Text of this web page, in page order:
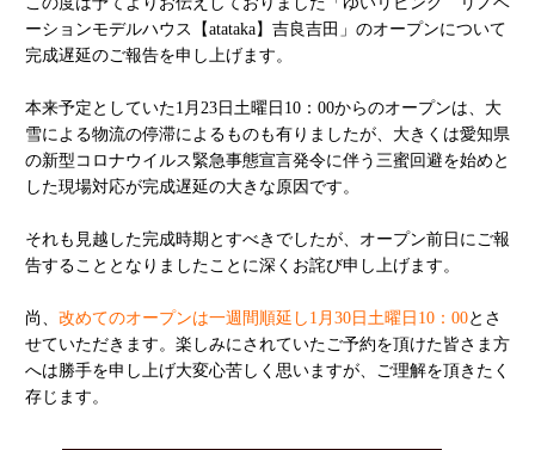
ーションモデルハウス【atataka】吉良吉田」のオープンについて
完成遅延のご報告を申し上げます。
本来予定としていた1月23日土曜日10：00からのオープンは、大
雪による物流の停滞によるものも有りましたが、大きくは愛知県
の新型コロナウイルス緊急事態宣言発令に伴う三蜜回避を始めと
した現場対応が完成遅延の大きな原因です。
それも見越した完成時期とすべきでしたが、オープン前日にご報
告することとなりましたことに深くお詫び申し上げます。
尚、 改めてのオープンは一週間順延し1月30日土曜日10：00とさ
せていただきます。楽しみにされていたご予約を頂けた皆さま方
へは勝手を申し上げ大変心苦しく思いますが、ご理解を頂きたく
存じます。